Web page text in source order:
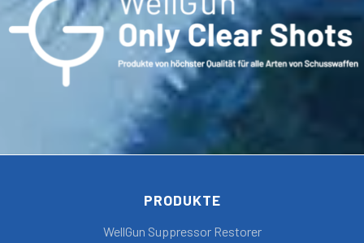
PRODUKTE
WellGun Suppressor Restorer